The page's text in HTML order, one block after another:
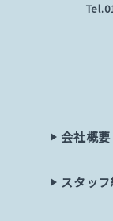
Tel.
会社概要
スタッ